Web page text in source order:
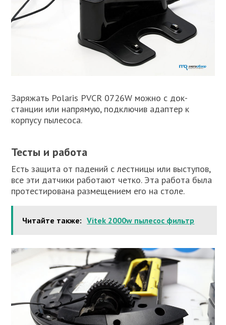
Заряжать Polaris PVCR 0726W можно с док-
станции или напрямую, подключив адаптер к
корпусу пылесоса.
Тесты и работа
Есть защита от падений с лестницы или выступов,
все эти датчики работают четко. Эта работа была
протестирована размещением его на столе.
Читайте также: Vitek 2000w пылесос фильтр